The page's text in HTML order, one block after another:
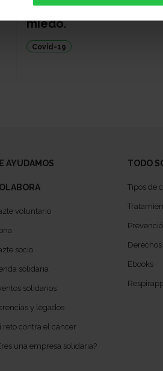
Consejos para
miedo.
Covid-19
AYUDAMOS
voluntario
socio
solidaria
solidarios
y legados
reto contra el cáncer
una empresa solidaria?
TODO
Tipos de
Ebooks